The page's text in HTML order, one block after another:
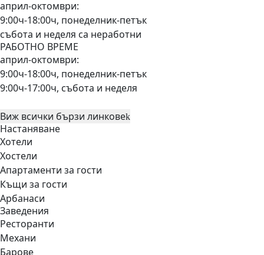
април-октомври:
9:00ч-18:00ч, понеделник-петък
събота и неделя са неработни
РАБОТНО ВРЕМЕ
април-октомври:
9:00ч-18:00ч, понеделник-петък
9:00ч-17:00ч, събота и неделя
Виж всички бързи линкове
Настаняване
Хотели
Хостели
Апартаменти за гости
Къщи за гости
Арбанаси
Заведения
Ресторанти
Механи
Барове